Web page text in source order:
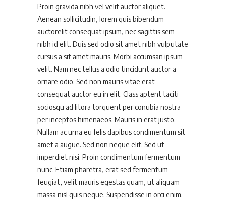
Proin gravida nibh vel velit auctor aliquet.
Aenean sollicitudin, lorem quis bibendum
auctorelit consequat ipsum, nec sagittis sem
nibh id elit. Duis sed odio sit amet nibh vulputate
cursus a sit amet mauris. Morbi accumsan ipsum
velit. Nam nec tellus a odio tincidunt auctor a
ornare odio. Sed non mauris vitae erat
consequat auctor eu in elit. Class aptent taciti
sociosqu ad litora torquent per conubia nostra
per inceptos himenaeos. Mauris in erat justo.
Nullam ac urna eu felis dapibus condimentum sit
amet a augue. Sed non neque elit. Sed ut
imperdiet nisi. Proin condimentum fermentum
nunc. Etiam pharetra, erat sed fermentum
feugiat, velit mauris egestas quam, ut aliquam
massa nisl quis neque. Suspendisse in orci enim.